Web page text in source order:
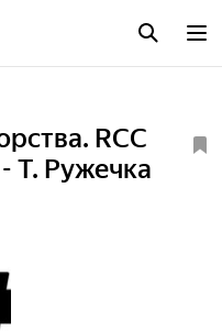
RCC
Т. Ружечка